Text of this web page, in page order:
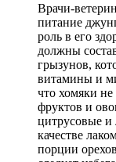
Врачи-
питание
роль в его
должны
грызунов,
витамины и
что хомяки
фруктов и
цитрусовые
качестве
порции